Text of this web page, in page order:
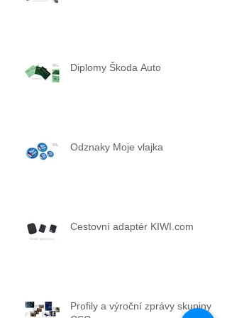
Diplomy Škoda Auto
Odznaky Moje vlajka
Cestovní adaptér KIWI.com
Profily a výroční zprávy skupiny